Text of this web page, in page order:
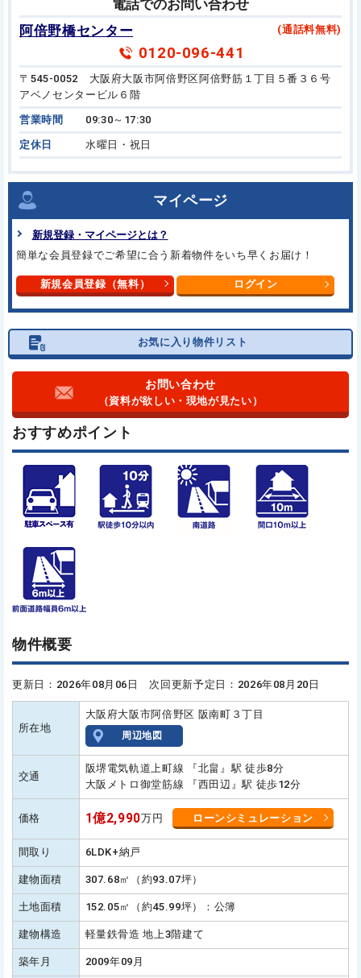
電話でのお問い合わせ
阿倍野橋センター
(通話料無料)
0120-096-441
〒545-0052 大阪府大阪市阿倍野区阿倍野筋１丁目５番３６号
アベノセンタービル６階
営業時間 09:30～17:30
定休日 水曜日・祝日
マイページ
新規登録・マイページとは？
簡単な会員登録でご希望に合う 新着物件をいち早くお届け！
新規会員登録（無料） ログイン
お気に入り物件リスト
お問い合わせ
（資料が欲しい・現地が見たい）
おすすめポイント
物件概要
更新日：2026年08月06日 次回更新予定日：2026年08月20日
所在地
大阪府大阪市阿倍野区 阪南町３丁目
周辺地図
交通
阪堺電気軌道上町線 『北畠』駅 徒歩8分
大阪メトロ御堂筋線 『西田辺』駅 徒歩12分
価格 1億2,990万円 ローンシミュレーション
間取り 6LDK+納戸
建物面積 307.68㎡（約93.07坪）
土地面積 152.05㎡（約45.99坪）：公簿
建物構造 軽量鉄骨造 地上3階建て
築年月 2009年09月